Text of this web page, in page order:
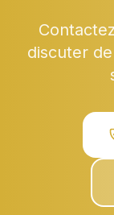
discuter